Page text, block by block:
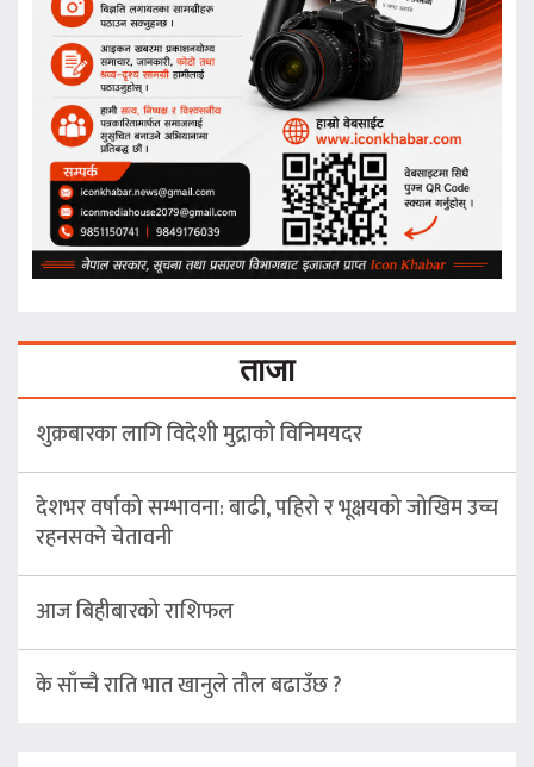
ताजा
शुक्रबारका लागि विदेशी मुद्राको विनिमयदर
देशभर वर्षाको सम्भावना: बाढी, पहिरो र भूक्षयको जोखिम उच्च
रहनसक्ने चेतावनी
आज बिहीबारको राशिफल
के साँच्चै राति भात खानुले तौल बढाउँछ ?